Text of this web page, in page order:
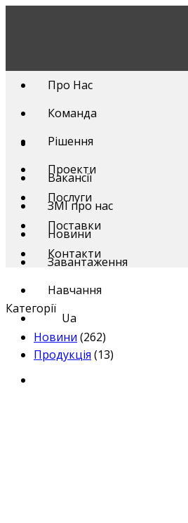
Вакансії
ЗМІ про нас
Новини
Завантаження
Навчання
Ua
Про Нас
Команда
Рішення
Проекти
Послуги
Поставки
Контакти
Категорії
Новини (262)
Продукція (13)